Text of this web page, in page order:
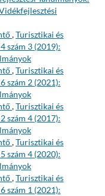
,Turisztikai és
szám 3 (2019):
,Turisztikai és
szám 2 (2021):
,Turisztikai és
szám 4 (2017):
,Turisztikai és
szám 4 (2020):
,Turisztikai és
szám 1 (2021):